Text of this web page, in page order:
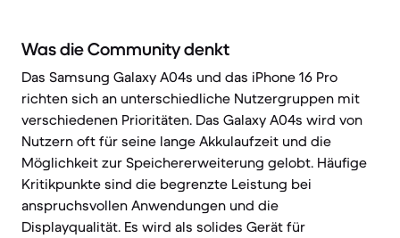
Was die Community denkt
Das Samsung Galaxy A04s und das iPhone 16 Pro
richten sich an unterschiedliche Nutzergruppen mit
verschiedenen Prioritäten. Das Galaxy A04s wird von
Nutzern oft für seine lange Akkulaufzeit und die
Möglichkeit zur Speichererweiterung gelobt. Häufige
Kritikpunkte sind die begrenzte Leistung bei
anspruchsvollen Anwendungen und die
Displayqualität. Es wird als solides Gerät für